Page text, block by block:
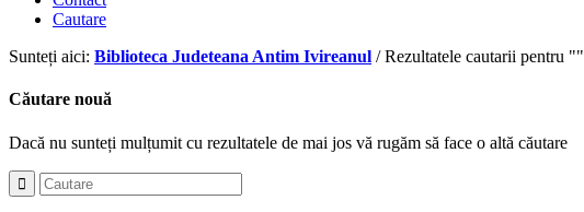
Cautare
Sunteți aici: Biblioteca Judeteana Antim Ivireanul / Rezultatele cautarii pentru ""
Căutare nouă
Dacă nu sunteți mulțumit cu rezultatele de mai jos vă rugăm să face o altă căutare